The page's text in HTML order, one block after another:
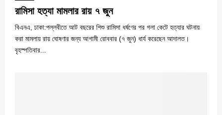
রামিসা হত্যা মামলার রায় ৭ জুন
বিএনএ, ঢাকা:পল্লবীতে আট বছরের শিশু রামিসা ধর্ষণের পর গলা কেটে হত্যার ঘটনায়
করা মামলায় রায় ঘোষণার জন্য আগামী রোববার (৭ জুন) ধার্য করেছেন আদালত।
বৃহস্পতিবার...